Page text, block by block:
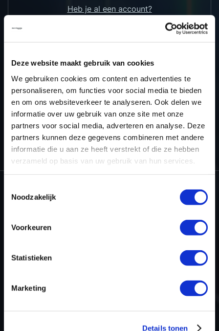
Deze website maakt gebruik van cookies
We gebruiken cookies om content en advertenties te
personaliseren, om functies voor social media te bieden
en om ons websiteverkeer te analyseren. Ook delen we
informatie over uw gebruik van onze site met onze
partners voor social media, adverteren en analyse. Deze
partners kunnen deze gegevens combineren met andere
informatie die u aan ze heeft verstrekt of die ze hebben
verzameld op basis van uw gebruik van hun services.
Noodzakelijk
Voorkeuren
Statistieken
Marketing
Details tonen
Heb je al een account?
TERUG NAAR HET OVERZICHT
HOME WINOLS RESELLER
WINOLS – CHECKSUM POINTS AND
UPGRADES
OLS238 - BOSCH/SIEMENS/DELCO OPEL
info@dyno-Voor tool support,